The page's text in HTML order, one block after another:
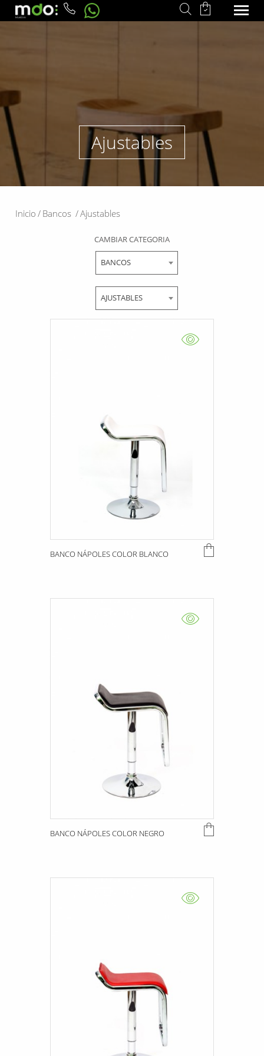
Ajustables
Inicio / Bancos /Ajustables
CAMBIAR CATEGORIA
BANCOS
AJUSTABLES
BANCO NÁPOLES COLOR BLANCO
BANCO NÁPOLES COLOR NEGRO